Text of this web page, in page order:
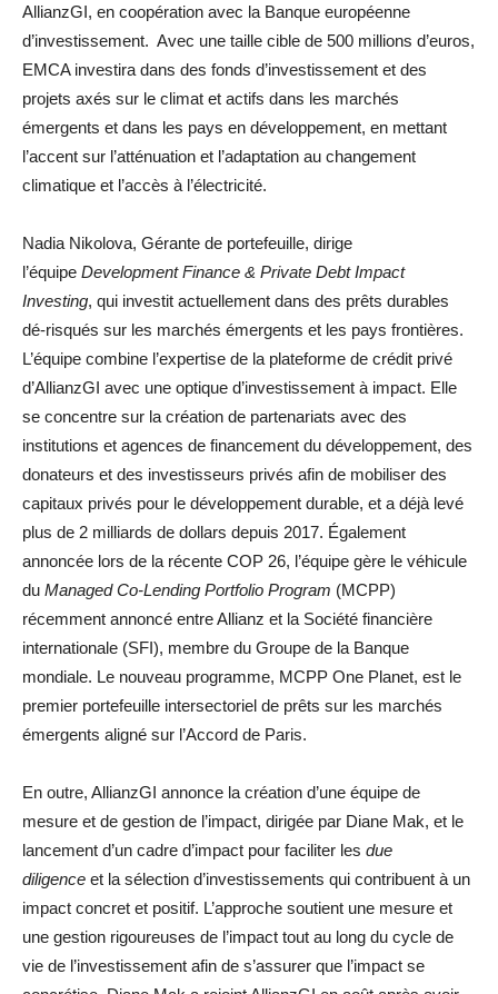
AllianzGI, en coopération avec la Banque européenne
d’investissement. Avec une taille cible de 500 millions d’euros,
EMCA investira dans des fonds d’investissement et des
projets axés sur le climat et actifs dans les marchés
émergents et dans les pays en développement, en mettant
l’accent sur l’atténuation et l’adaptation au changement
climatique et l’accès à l’électricité.
Nadia Nikolova, Gérante de portefeuille, dirige
l’équipe Development Finance & Private Debt Impact
Investing, qui investit actuellement dans des prêts durables
dé-risqués sur les marchés émergents et les pays frontières.
L’équipe combine l’expertise de la plateforme de crédit privé
d’AllianzGI avec une optique d’investissement à impact. Elle
se concentre sur la création de partenariats avec des
institutions et agences de financement du développement, des
donateurs et des investisseurs privés afin de mobiliser des
capitaux privés pour le développement durable, et a déjà levé
plus de 2 milliards de dollars depuis 2017. Également
annoncée lors de la récente COP 26, l’équipe gère le véhicule
du Managed Co-Lending Portfolio Program (MCPP)
récemment annoncé entre Allianz et la Société financière
internationale (SFI), membre du Groupe de la Banque
mondiale. Le nouveau programme, MCPP One Planet, est le
premier portefeuille intersectoriel de prêts sur les marchés
émergents aligné sur l’Accord de Paris.
En outre, AllianzGI annonce la création d’une équipe de
mesure et de gestion de l’impact, dirigée par Diane Mak, et le
lancement d’un cadre d’impact pour faciliter les due
diligence et la sélection d’investissements qui contribuent à un
impact concret et positif. L’approche soutient une mesure et
une gestion rigoureuses de l’impact tout au long du cycle de
vie de l’investissement afin de s’assurer que l’impact se